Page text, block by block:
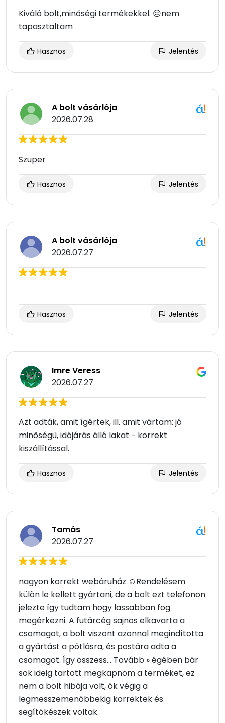
Kiváló bolt,minőségi termékekkel. ☹nem
tapasztaltam
Hasznos Jelentés
A bolt vásárlója
2026.07.28
Szuper
Hasznos Jelentés
A bolt vásárlója
2026.07.27
Hasznos Jelentés
Imre Veress
2026.07.27
Azt adták, amit ígértek, ill. amit vártam: jó
minőségű, időjárás álló lakat - korrekt
kiszállítással.
Hasznos Jelentés
Tamás
2026.07.27
nagyon korrekt webáruház ☺Rendelésem
külön le kellett gyártani, de a bolt ezt telefonon
jelezte így tudtam hogy lassabban fog
megérkezni. A futárcég sajnos elkavarta a
csomagot, a bolt viszont azonnal megindította
a gyártást a pótlásra, és postára adta a
csomagot. Így összess... Tovább » égében bár
sok ideig tartott megkapnom a terméket, ez
nem a bolt hibája volt, ők végig a
legmesszemenőbbekig korrektek és
segítőkészek voltak.